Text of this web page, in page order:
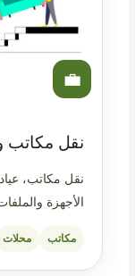
💼
نقل مكاتب
نقل مكاتب،
الأجهزة
مكاتب محلات